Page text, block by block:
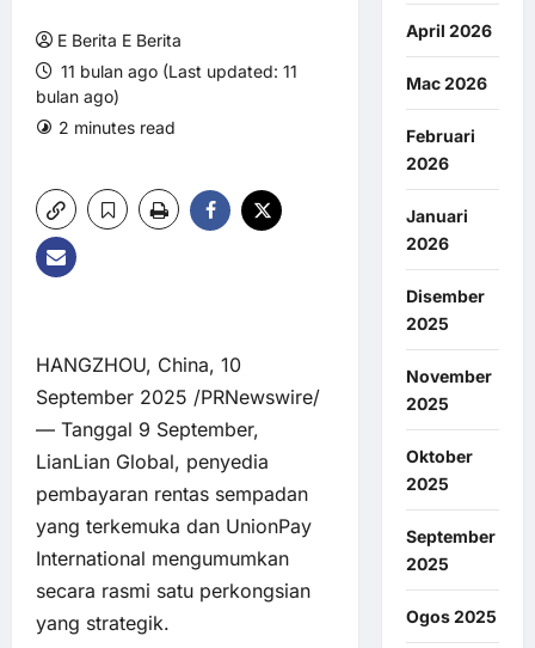
E Berita E Berita
11 bulan ago (Last updated: 11
bulan ago)
2 minutes read
HANGZHOU, China, 10
September 2025 /PRNewswire/
— Tanggal 9 September,
LianLian Global, penyedia
pembayaran rentas sempadan
yang terkemuka dan UnionPay
International mengumumkan
secara rasmi satu perkongsian
yang strategik.
April 2026
Mac 2026
Februari
2026
Januari
2026
Disember
2025
November
2025
Oktober
2025
September
2025
Ogos 2025